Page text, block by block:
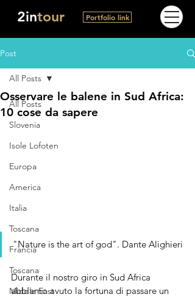
2intour Portfolio link
Post
All Posts
Slovenia
Isole Lofoten
Europa
America
Italia
Toscana
Francia
Toscana
Middle East
All Posts
Osservare le balene in Sud Africa:
10 cose da sapere
"Nature is the art of god". Dante Alighieri
Durante il nostro giro in Sud Africa
abbiamo avuto la fortuna di passare un